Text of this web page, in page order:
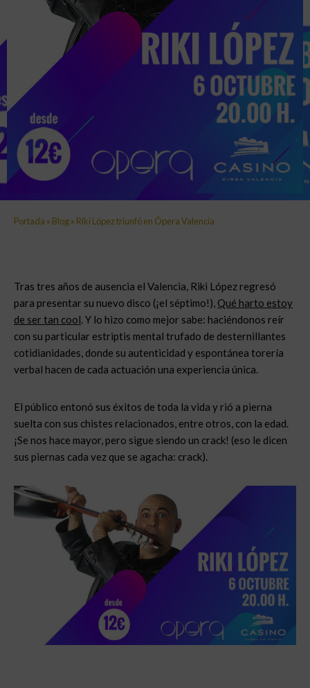
Portada » Blog» Riki López triunfó en Ópera Valencia
Tras tres años de ausencia el Valencia, Riki López regresó
para presentar su nuevo disco (¡el séptimo!), Qué harto estoy
de ser tan cool. Y lo hizo como mejor sabe: haciéndonos reír
con su particular estriptis mental trufado de desternillantes
cotidianidades, donde su autenticidad y espontánea torería
verbal hacen de cada actuación una experiencia única.
El público entonó sus éxitos de toda la vida y rió a pierna
suelta con sus chistes relacionados, entre otros, con la edad.
¡Se nos hace mayor, pero sigue siendo un crack! (eso le dicen
sus piernas cada vez que se agacha: crack).